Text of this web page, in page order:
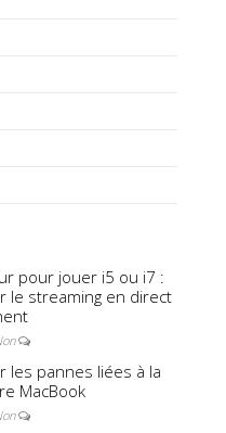
pour jouer i5 ou i7 :
le streaming en direct
les pannes liées à la
MacBook